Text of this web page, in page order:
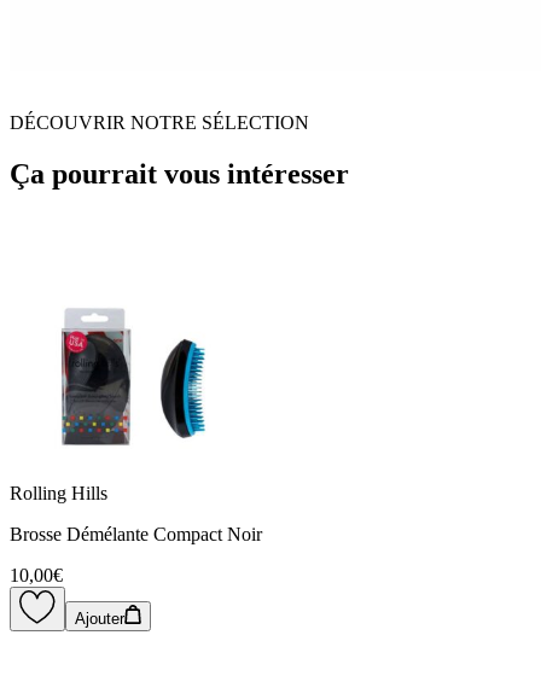
DÉCOUVRIR NOTRE SÉLECTION
Ça pourrait vous intéresser
Rolling Hills
Brosse Démélante Compact Noir
10,00€
Ajouter